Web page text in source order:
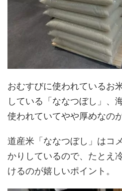
おむすびに使われているお
している「ななつぼし」、
使われていてやや厚めなの
道産米「ななつぼし」はコ
かりしているので、たとえ
けるのが嬉しいポイント。